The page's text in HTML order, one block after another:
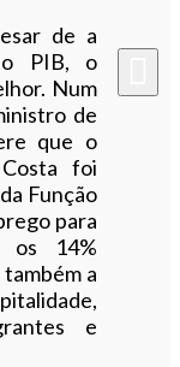
de a
PIB, o
Num
de
que o
foi
Função
para
os 14%
a
e